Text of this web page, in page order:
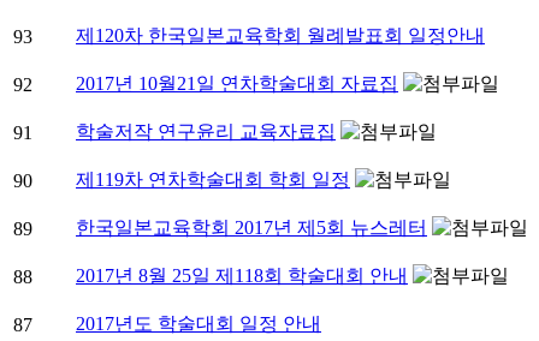
93 제120차 한국일본교육학회 월례발표회 일정안내
92 2017년 10월21일 연차학술대회 자료집
91 학술저작 연구윤리 교육자료집
90 제119차 연차학술대회 학회 일정
89 한국일본교육학회 2017년 제5회 뉴스레터
88 2017년 8월 25일 제118회 학술대회 안내
87 2017년도 학술대회 일정 안내